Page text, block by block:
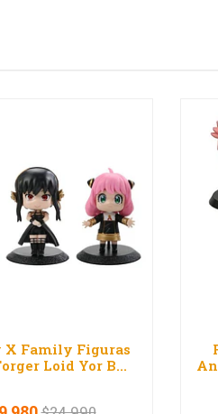
X Family Figuras
Loid Yor B...